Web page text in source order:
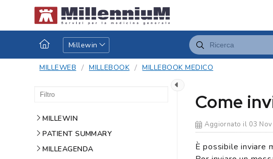
Millewin
MILLEWEB MILLEBOOK MILLEBOOK MEDICO
MILLEWIN
PATIENT SUMMARY
MILLEAGENDA
Come
Aggiornato il 03
È possibile inviare